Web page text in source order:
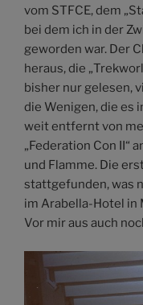
vom STFCE, dem
bei dem ich in der
geworden war. Der
heraus, die
bisher nur gelesen,
die Wenigen, die es
weit entfernt von
„Federation Con II“
und Flamme. Die
stattgefunden, was
im Arabella-Hotel in
Vor mir aus auch